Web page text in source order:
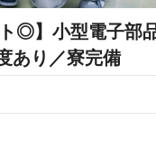
◎】小型電子部
あり／寮完備